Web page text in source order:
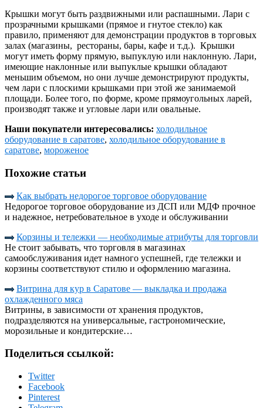
Крышки могут быть раздвижными или распашными. Лари с
прозрачными крышками (прямое и гнутое стекло) как
правило, применяют для демонстрации продуктов в торговых
залах (магазины, рестораны, бары, кафе и т.д.). Крышки
могут иметь форму прямую, выпуклую или наклонную. Лари,
имеющие наклонные или выпуклые крышки обладают
меньшим объемом, но они лучше демонстрируют продукты,
чем лари с плоскими крышками при этой же занимаемой
площади. Более того, по форме, кроме прямоугольных ларей,
производят также и угловые лари или овальные.
Наши покупатели интересовались: холодильное
оборудование в саратове, холодильное оборудование в
саратове, мороженое
Похожие статьи
Как выбрать недорогое торговое оборудование
Недорогое торговое оборудование из ДСП или МДФ прочное
и надежное, нетребовательное в уходе и обслуживании
Корзины и тележки — необходимые атрибуты для торговли
Не стоит забывать, что торговля в магазинах
самообслуживания идет намного успешней, где тележки и
корзины соответствуют стилю и оформлению магазина.
Витрина для кур в Саратове — выкладка и продажа
охлажденного мяса
Витрины, в зависимости от хранения продуктов,
подразделяются на универсальные, гастрономические,
морозильные и кондитерские…
Поделиться ссылкой:
Twitter
Facebook
Pinterest